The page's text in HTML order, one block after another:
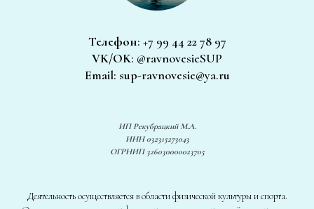
Телефон: +7 99 44 22 78 97
VK/OK: @ravnovesieSUP
Email: sup-ravnovesie@ya.ru
ИП Рекубрацкий М.А.
ИНН 032315273043
ОГРНИП 326030000023705
Деятельность осуществляется в области физической культуры и спорта.